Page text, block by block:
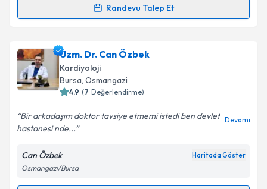
Randevu Talep Et
Randevu Takvimi Talebi
Prof. Dr. Hüseyin Altuğ Çakmak
takvimi talebi oluşturun. Size bu uzmandan randevu
almanız için bir takvim hazırlandığında e-posta ile
bilgilendireceğiz.
E-posta Adresiniz
Kişisel verilerimin işlenmesine ilişkin
Metni'ni okudum ve kişisel verilerimin belirtilen
Uzm. Dr. Can Özbek
Kardiyoloji
Bursa, Osmangazi
4.9 (7 Değerlendirme)
Bir arkadaşım doktor tavsiye etmemi istedi ben devlet
hastanesi nde...
Devamı
Can Özbek Haritada Göster
Osmangazi/Bursa